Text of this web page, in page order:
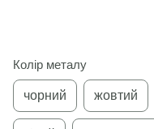
Колір металу
чорний жовтий